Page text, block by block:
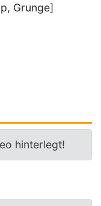
Grunge]
hinterlegt!